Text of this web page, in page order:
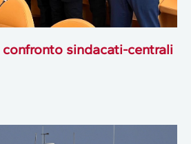
sindacati-centrali